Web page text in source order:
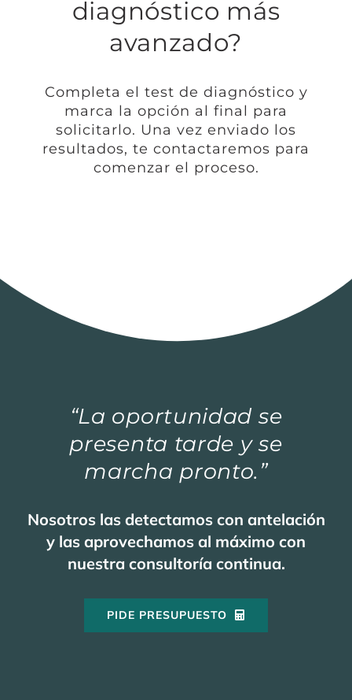
diagnóstico más
avanzado?
Completa el test de diagnóstico y
marca la opción al final para
solicitarlo. Una vez enviado los
resultados, te contactaremos para
comenzar el proceso.
“La oportunidad se
presenta tarde y se
marcha pronto.”
Nosotros las detectamos con antelación
y las aprovechamos al máximo con
nuestra consultoría continua.
PIDE PRESUPUESTO